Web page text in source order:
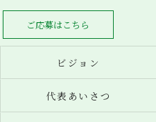
ご応募はこちら
ビジョン
代表あいさつ